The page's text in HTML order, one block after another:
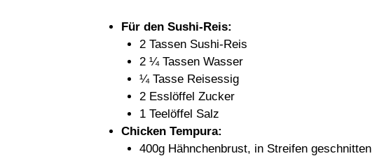
Für den Sushi-Reis:
2 Tassen Sushi-Reis
2 ¼ Tassen Wasser
¼ Tasse Reisessig
2 Esslöffel Zucker
1 Teelöffel Salz
Chicken Tempura:
400g Hähnchenbrust, in Streifen geschnitten